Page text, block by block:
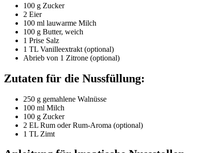
100 g Zucker
2 Eier
100 ml lauwarme Milch
100 g Butter, weich
1 Prise Salz
1 TL Vanilleextrakt (optional)
Abrieb von 1 Zitrone (optional)
Zutaten für die Nussfüllung:
250 g gemahlene Walnüsse
100 ml Milch
100 g Zucker
2 EL Rum oder Rum-Aroma (optional)
1 TL Zimt